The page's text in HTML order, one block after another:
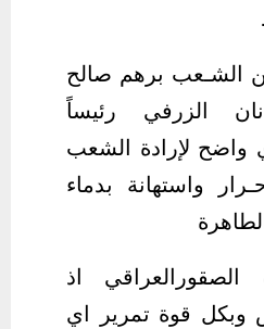
الشـعب برهم صالح
الزرفي رئيساً
واضح لإرادة الشعب
واستهانة بدماء
اذ
قوة تمرير اي